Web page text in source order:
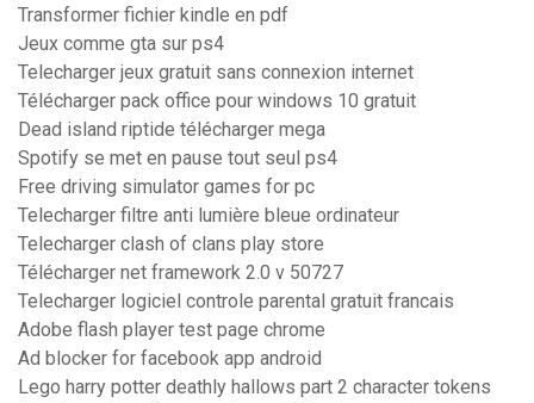
Transformer fichier kindle en pdf
Jeux comme gta sur ps4
Telecharger jeux gratuit sans connexion internet
Télécharger pack office pour windows 10 gratuit
Dead island riptide télécharger mega
Spotify se met en pause tout seul ps4
Free driving simulator games for pc
Telecharger filtre anti lumière bleue ordinateur
Telecharger clash of clans play store
Télécharger net framework 2.0 v 50727
Telecharger logiciel controle parental gratuit francais
Adobe flash player test page chrome
Ad blocker for facebook app android
Lego harry potter deathly hallows part 2 character tokens